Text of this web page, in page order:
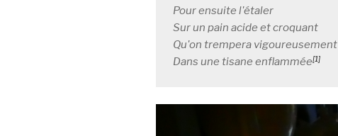
Pour ensuite l'étaler
Sur un pain acide et croquant
Qu'on trempera vigoureusement
Dans une tisane enflammée[1]